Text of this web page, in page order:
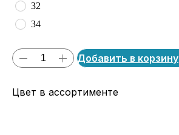
32
34
Добавить в корзину
Цвет в ассортименте